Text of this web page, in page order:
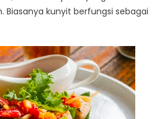
Biasanya kunyit berfungsi sebagai